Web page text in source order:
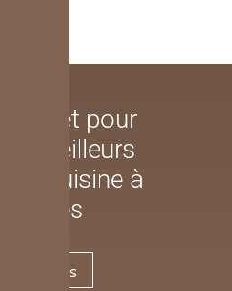
pour
meilleurs
de cuisine à